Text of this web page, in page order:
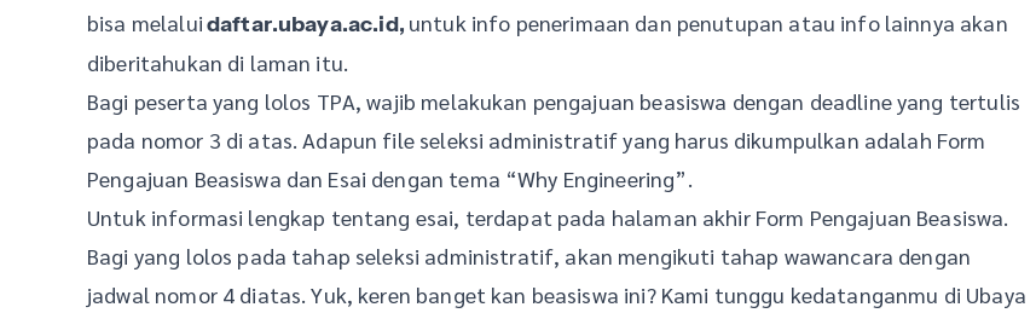
bisa melaluidaftar.ubaya.ac.id, untuk info penerimaan dan penutupan atau info lainnya akan
diberitahukan di laman itu.
Bagi peserta yang lolos TPA, wajib melakukan pengajuan beasiswa dengan deadline yang tertulis
pada nomor 3 di atas. Adapun file seleksi administratif yang harus dikumpulkan adalah Form
Pengajuan Beasiswa dan Esai dengan tema “Why Engineering”.
Untuk informasi lengkap tentang esai, terdapat pada halaman akhir Form Pengajuan Beasiswa.
Bagi yang lolos pada tahap seleksi administratif, akan mengikuti tahap wawancara dengan
jadwal nomor 4 diatas. Yuk, keren banget kan beasiswa ini? Kami tunggu kedatanganmu di Ubaya